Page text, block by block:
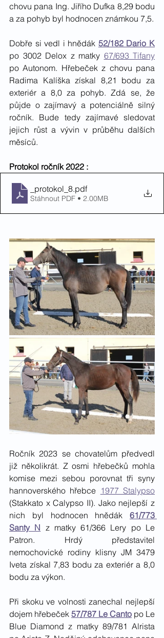
chovu pana Ing. Jiřího Dufka 8,29 bodu
Dobře si vedl i hnědák 52/182 Dario K
po 3002 Delox z matky 67/693 Tifany
po Autonom. Hřebeček z chovu pana
Radima Kalíška získal 8,21 bodu za
exteriér a 8,0 za pohyb. Zdá se, že
půjde o zajímavý a potenciálně silný
ročník. Bude tedy zajímavé sledovat
jejich růst a vývin v průběhu dalších
měsíců.
Protokol ročník 2022 :
_protokol_8.pdf
Stáhnout PDF • 2.00MB
Ročník 2023 se chovatelům předvedl
již několikrát. Z osmi hřebečků mohla
komise mezi sebou porovnat tři syny
hannoverského hřebce 1977 Stalypso
(Stakkato x Calypso II). Jako nejlepší z
nich byl hodnocen hnědák 61/773
Santy N z matky 61/366 Lery po Le
Patron. Hrdý představitel
nemochovické rodiny klisny JM 3479
Iveta získal 7,83 bodu za exteriér a 8,0
bodu za výkon.
Při skoku ve volnosti zanechal nejlepší
dojem hřebeček 57/787 Le Canto po Le
Blue Diamond z matky 89/781 Alrista